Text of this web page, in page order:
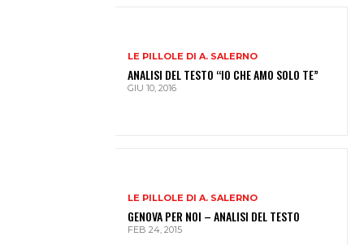
LE PILLOLE DI A. SALERNO
ANALISI DEL TESTO “IO CHE AMO SOLO TE”
GIU 10, 2016
LE PILLOLE DI A. SALERNO
GENOVA PER NOI – ANALISI DEL TESTO
FEB 24, 2015